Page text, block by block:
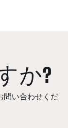
か?
問い合わせくだ